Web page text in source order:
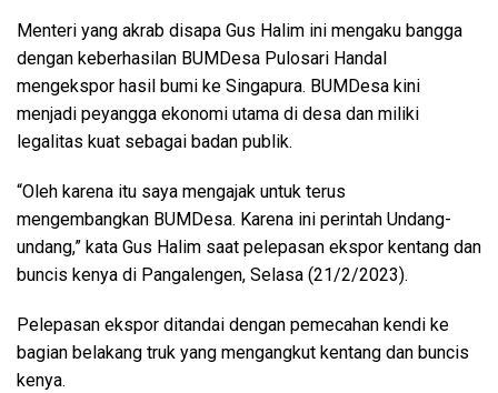
Menteri yang akrab disapa Gus Halim ini mengaku bangga
dengan keberhasilan BUMDesa Pulosari Handal
mengekspor hasil bumi ke Singapura. BUMDesa kini
menjadi peyangga ekonomi utama di desa dan miliki
legalitas kuat sebagai badan publik.
“Oleh karena itu saya mengajak untuk terus
mengembangkan BUMDesa. Karena ini perintah Undang-
undang,” kata Gus Halim saat pelepasan ekspor kentang dan
buncis kenya di Pangalengen, Selasa (21/2/2023).
Pelepasan ekspor ditandai dengan pemecahan kendi ke
bagian belakang truk yang mengangkut kentang dan buncis
kenya.